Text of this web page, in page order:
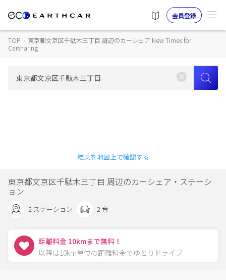
会員登録
TOP › 東京都文京区千駄木三丁目 周辺のカーシェア New Times for
Carsharing
結果を地図上で確認する
東京都文京区千駄木三丁目 周辺のカーシェア・ステーシ
ョン
2 ステーション 2 台
距離料金 10kmまで無料！
以降は10km単位の距離料金でゆとりドライブ